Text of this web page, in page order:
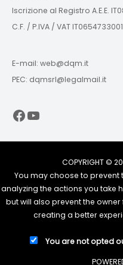
Iscrizione al Registro A.E.E.
C.F. / P.IVA / VAT
E-mail: web@dqm.it
PEC: dqmsrl@legalmail.it
Facebook
YouTube
COPYRIGHT ©
You may choose to
analyzing the actions you take
but will also prevent the
creating a better
You are not opted